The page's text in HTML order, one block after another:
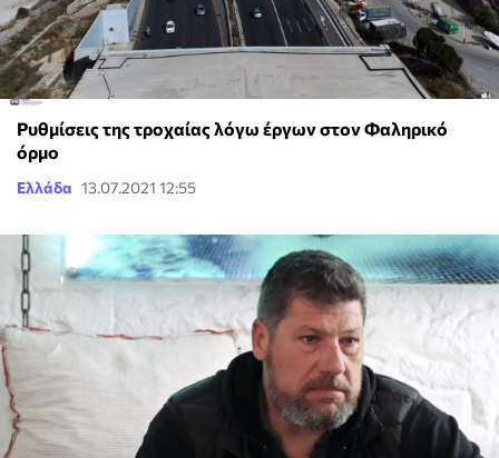
Ρυθμίσεις της τροχαίας λόγω έργων στον Φαληρικό
όρμο
Ελλάδα 13.07.2021 12:55